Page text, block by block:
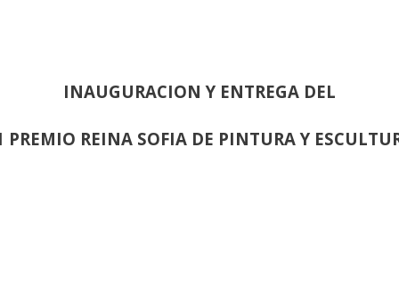
INAUGURACION Y ENTREGA DEL
PREMIO REINA SOFIA DE PINTURA Y